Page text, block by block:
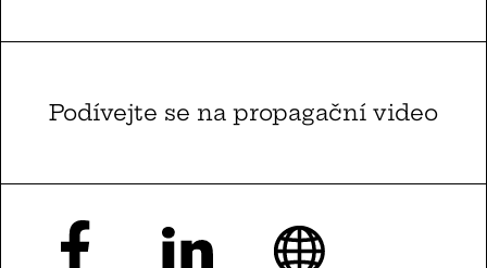
Podívejte se na propagační video